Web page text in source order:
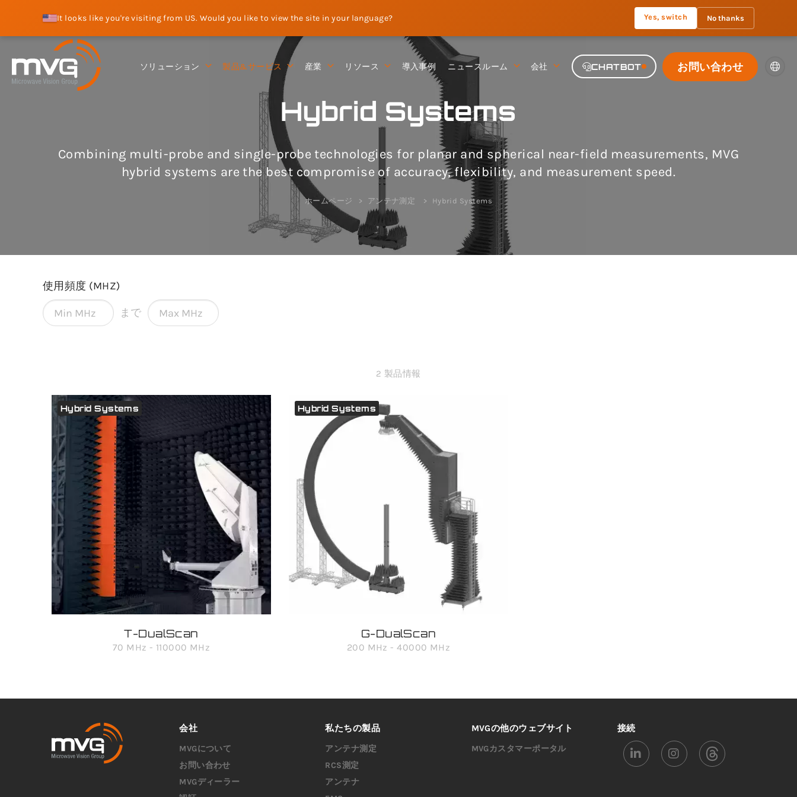
It looks like you're visiting from US. Would you like to view the site in your language? Yes, switch No thanks
ソリューション 製品&サービス 産業 リソース 導入事例 ニュースルーム 会社 CHATBOT お問い合わせ
Hybrid Systems
Combining multi-probe and single-probe technologies for planar and spherical near-field measurements, MVG
hybrid systems are the best compromise of accuracy, flexibility, and measurement speed.
ホームページ アンテナ測定 Hybrid Systems
使用頻度 (MHZ)
まで
2 製品情報
Hybrid Systems
T-DualScan
70 MHz - 110000 MHz
Hybrid Systems
G-DualScan
200 MHz - 40000 MHz
会社
MVGについて
お問い合わせ
MVGディーラー
私たちの製品
アンテナ測定
RCS測定
アンテナ
MVGの他のウェブサイト
MVGカスタマーポータル
接続